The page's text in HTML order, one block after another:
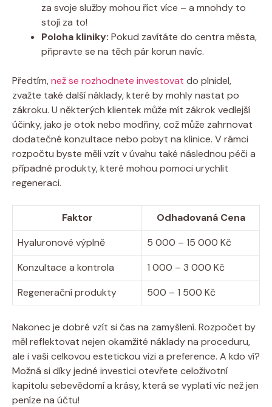
za svoje služby mohou říct více – a mnohdy to
stojí za to!
Poloha kliniky: Pokud zavítáte do centra města,
připravte se na těch pár korun navíc.
Předtím,než se rozhodnete investovat do plnidel,
zvažte také další náklady, které by mohly nastat po
zákroku. U některých klientek může mít zákrok vedlejší
účinky, jako je otok nebo modřiny, což může zahrnovat
dodatečné konzultace nebo pobyt na klinice. V rámci
rozpočtu byste měli vzít v úvahu také následnou péči a
případné produkty, které mohou pomoci urychlit
regeneraci.
Faktor
Odhadovaná Cena
Hyaluronové výplně
5 000 – 15 000 Kč
Konzultace a kontrola
1 000 – 3 000 Kč
Regenerační produkty
500 – 1 500 Kč
Nakonec je dobré vzít si čas na zamyšlení. Rozpočet by
měl reflektovat nejen okamžité náklady na proceduru,
ale i vaši celkovou estetickou vizi a preference. A kdo ví?
Možná si díky jedné investici otevřete celoživotní
kapitolu sebevědomí a krásy, která se vyplatí víc než jen
peníze na účtu!